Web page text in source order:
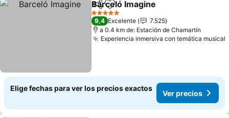
CompartirAgregar a favoritos
Barceló Imagine
5 Estrellas
9,4 Excelente
7.525
a 0.4 km de: Estación de Chamartín
Experiencia inmersiva con temática musical
Elige fechas para ver los precios exactos
Ver precios